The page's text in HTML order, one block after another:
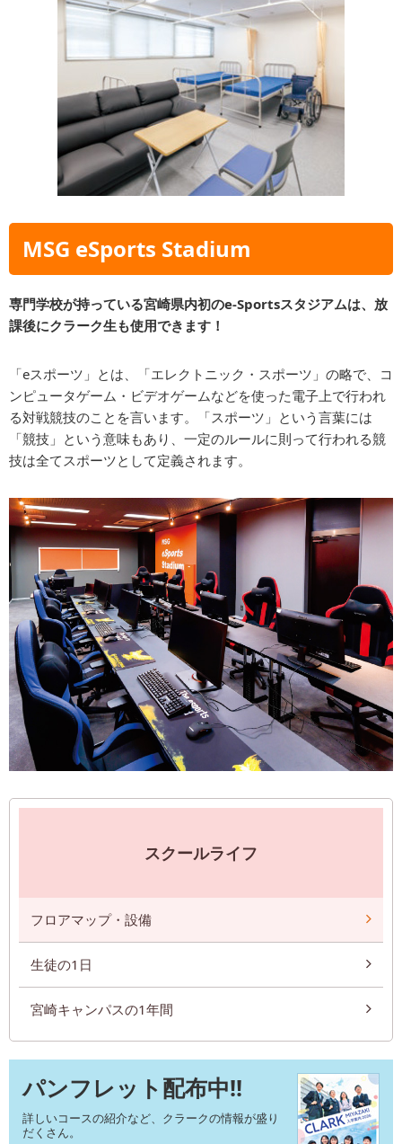
MSG eSports Stadium
専門学校が持っている宮崎県内初のe-Sportsスタジアムは、放
課後にクラーク生も使用できます！
「eスポーツ」とは、「エレクトニック・スポーツ」の略で、コ
ンピュータゲーム・ビデオゲームなどを使った電子上で行われ
る対戦競技のことを言います。「スポーツ」という言葉には
「競技」という意味もあり、一定のルールに則って行われる競
技は全てスポーツとして定義されます。
スクールライフ
フロアマップ・設備
生徒の1日
宮崎キャンパスの1年間
パンフレット配布中!!
詳しいコースの紹介など、クラークの情報が盛り
だくさん。